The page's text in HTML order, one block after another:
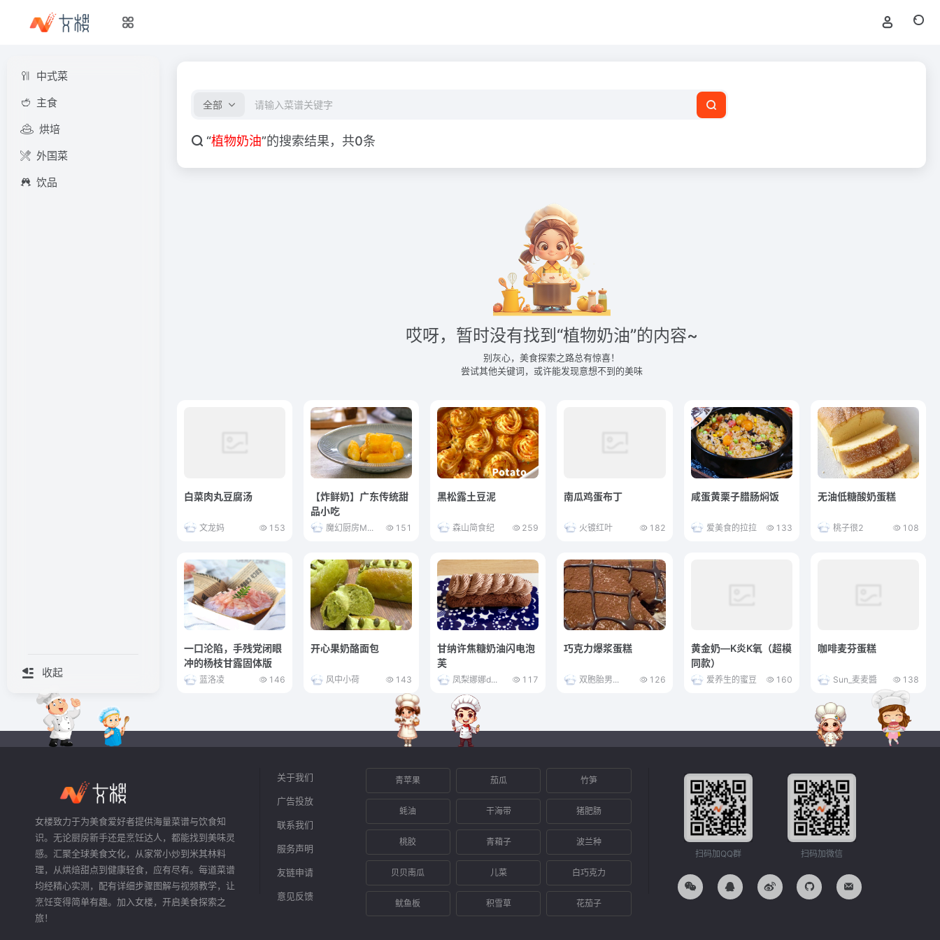
中式菜
主食
烘培
外国菜
饮品
收起
全部
“植物奶油”的搜索结果，共0条
哎呀，暂时没有找到“植物奶油”的内容~
别灰心，美食探索之路总有惊喜！
尝试其他关键词，或许能发现意想不到的美味
白菜肉丸豆腐汤
文龙妈 153
【炸鲜奶】广东传统甜
品小吃
魔幻厨房M... 151
黑松露土豆泥
森山简食纪 259
南瓜鸡蛋布丁
火镀红叶 182
咸蛋黄栗子腊肠焖饭
爱美食的拉拉 133
无油低糖酸奶蛋糕
桃子很2 108
一口沦陷，手残党闭眼
冲的杨枝甘露固体版
蓝洛凌 146
开心果奶酪面包
风中小荷 143
甘纳许焦糖奶油闪电泡
芙
凤梨娜娜d... 117
巧克力爆浆蛋糕
双胞胎男... 126
黄金奶—K炎K氧（超模
同款）
爱养生的蜜豆 160
咖啡麦芬蛋糕
Sun_麦麦醬 138
女楼致力于为美食爱好者提供海量菜谱与饮食知
识。无论厨房新手还是烹饪达人，都能找到美味灵
感。汇聚全球美食文化，从家常小炒到米其林料
理，从烘焙甜点到健康轻食，应有尽有。每道菜谱
均经精心实测，配有详细步骤图解与视频教学，让
烹饪变得简单有趣。加入女楼，开启美食探索之
旅！
关于我们
广告投放
联系我们
服务声明
友链申请
意见反馈
青苹果 茄瓜 竹笋
蚝油 干海带 猪肥肠
桃胶 青葙子 波兰种
贝贝南瓜 儿菜 白巧克力
鱿鱼板 积雪草 花茄子
扫码加QQ群 扫码加微信